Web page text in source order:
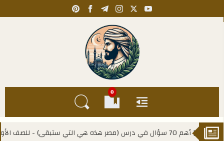
youtube
x
instagram
telegram
facebook
pinterest
Kahlawy Hassan
القائمة
0
العلامات المرجعيةالبحث في المدونة